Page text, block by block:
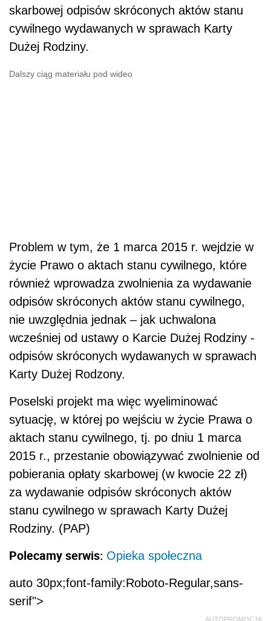
skarbowej odpisów skróconych aktów stanu
cywilnego wydawanych w sprawach Karty
Dużej Rodziny.
Dalszy ciąg materiału pod wideo
Problem w tym, że 1 marca 2015 r. wejdzie w
życie Prawo o aktach stanu cywilnego, które
również wprowadza zwolnienia za wydawanie
odpisów skróconych aktów stanu cywilnego,
nie uwzględnia jednak – jak uchwalona
wcześniej od ustawy o Karcie Dużej Rodziny -
odpisów skróconych wydawanych w sprawach
Karty Dużej Rodzony.
Poselski projekt ma więc wyeliminować
sytuację, w której po wejściu w życie Prawa o
aktach stanu cywilnego, tj. po dniu 1 marca
2015 r., przestanie obowiązywać zwolnienie od
pobierania opłaty skarbowej (w kwocie 22 zł)
za wydawanie odpisów skróconych aktów
stanu cywilnego w sprawach Karty Dużej
Rodziny. (PAP)
Polecamy serwis: Opieka społeczna
auto 30px;font-family:Roboto-Regular,sans-
serif">
AUTOPROMOCJA